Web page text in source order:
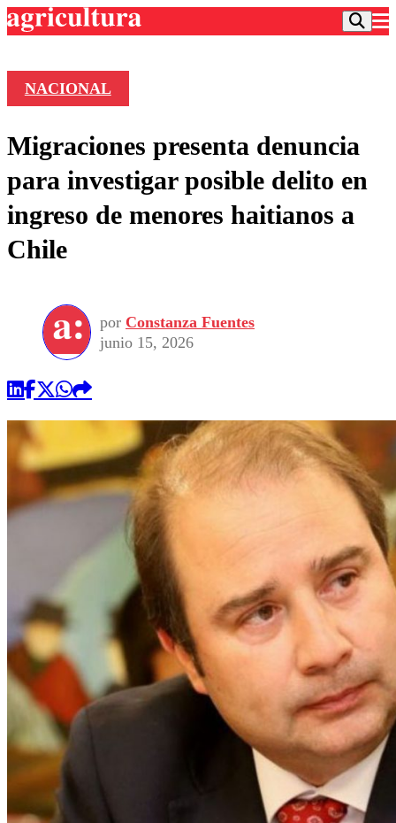
Frecuencias
Agricultura TV
Deportes
Colo Colo
Torneo Internacional
Torneo Nacional
Entretención
Internacional
Nacional
Programas
Comercial
NACIONAL
Migraciones presenta denuncia
para investigar posible delito en
ingreso de menores haitianos a
Chile
por Constanza Fuentes
junio 15, 2026